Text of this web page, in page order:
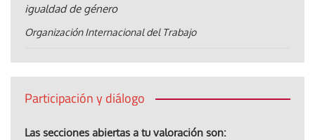
igualdad de género
Organización Internacional del Trabajo
Participación y diálogo
Las secciones abiertas a tu valoración son: